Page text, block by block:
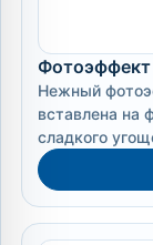
Нежный
вставлена на
сладкого